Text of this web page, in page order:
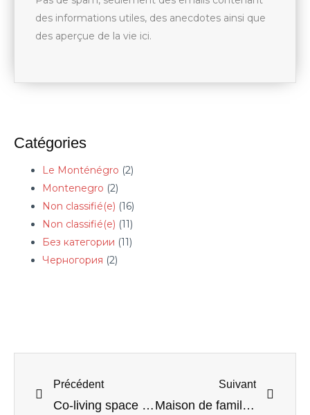
des informations utiles, des anecdotes ainsi que
des aperçue de la vie ici.
Catégories
Le Monténégro (2)
Montenegro (2)
Non classifié(e) (16)
Non classifié(e) (11)
Без категории (11)
Черногория (2)
Précédent
Co-living space in villa with swimming pool near the sea
Suivant
Maison de famille située dans un village entre Kotor et Tivat